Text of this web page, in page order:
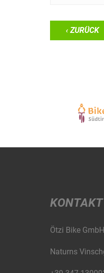
‹ ZURÜCK
KONTAKT
Ötzi Bike GmbH
Naturns